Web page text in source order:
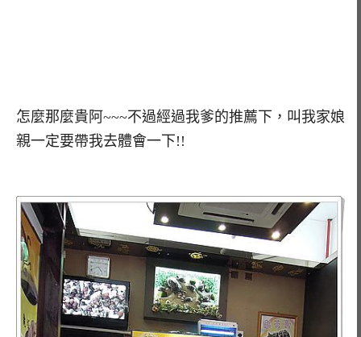
怎麼那麼貴阿~~~不過經過我爹的推薦下，叫我家娘
親一定要帶我去體會一下!!